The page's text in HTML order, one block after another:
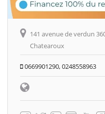
141 avenue de verdun
Chatearoux
0669901290, 0248558963